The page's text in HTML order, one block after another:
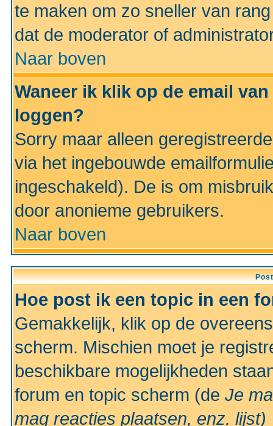
te maken om zo sneller van
dat de moderator of
Naar boven
Waneer ik klik op de email
loggen?
Sorry maar alleen
via het ingebouwde
ingeschakeld). De is om
door anonieme gebruikers.
Naar boven
Hoe post ik een topic in een
Gemakkelijk, klik op de
scherm. Mischien moet je
beschikbare mogelijkheden
forum en topic scherm (de Je
mag reacties plaatsen, enz. lijst)